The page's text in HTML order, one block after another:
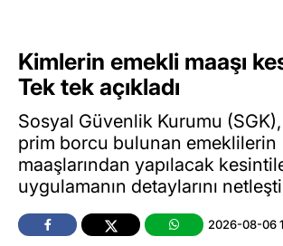
Kimlerin emekli maaşı
Tek tek açıkladı
Sosyal Güvenlik Kurumu
prim borcu bulunan emeklilerin
maaşlarından yapılacak
uygulamanın detaylarını
2026-08-06